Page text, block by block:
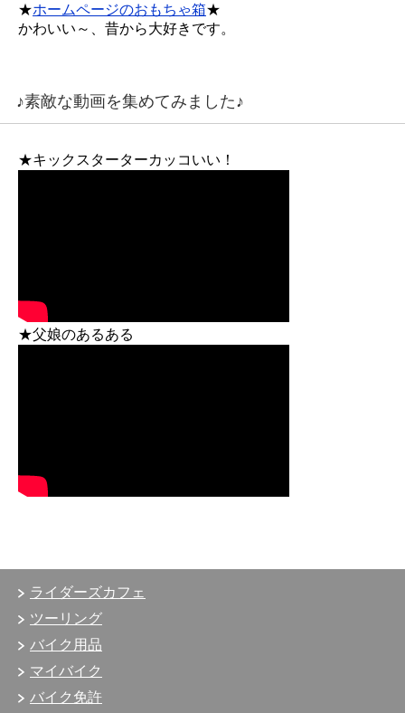
★ホームページのおもちゃ箱★
かわいい～、昔から大好きです。
♪素敵な動画を集めてみました♪
★キックスターターカッコいい！
★父娘のあるある
ライダーズカフェ
ツーリング
バイク用品
マイバイク
バイク免許